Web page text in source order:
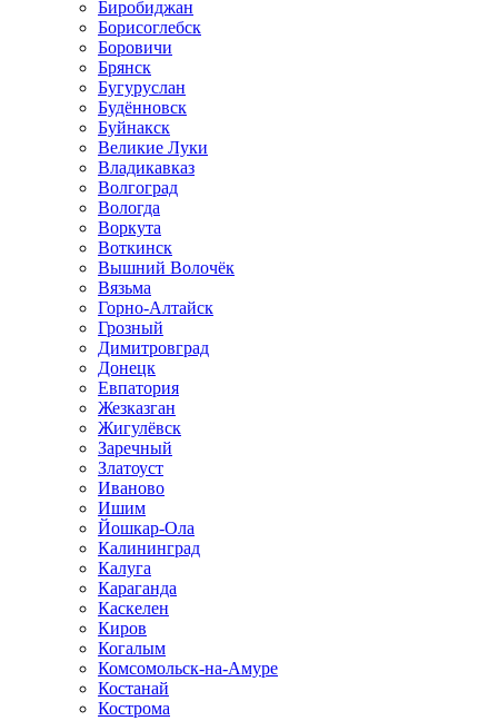
Биробиджан
Борисоглебск
Боровичи
Брянск
Бугуруслан
Будённовск
Буйнакск
Великие Луки
Владикавказ
Волгоград
Вологда
Воркута
Воткинск
Вышний Волочёк
Вязьма
Горно-Алтайск
Грозный
Димитровград
Донецк
Евпатория
Жезказган
Жигулёвск
Заречный
Златоуст
Иваново
Ишим
Йошкар-Ола
Калининград
Калуга
Караганда
Каскелен
Киров
Когалым
Комсомольск-на-Амуре
Костанай
Кострома